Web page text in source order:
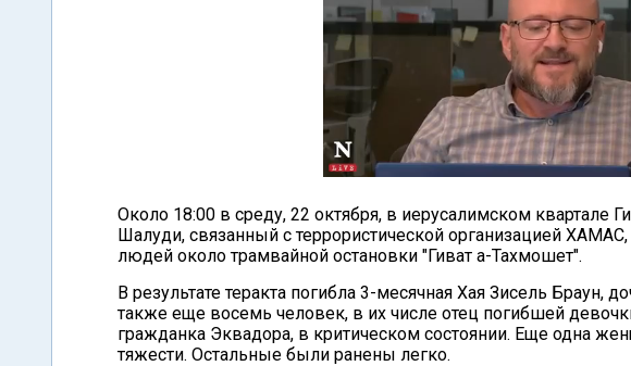
Около 18:00 в среду, 22 октября, в иерусалимском квартале
Шалуди, связанный с террористической организацией
людей около трамвайной остановки "Гиват а-Тахмошет".
В результате теракта погибла 3-месячная Хая Зисель Браун,
также еще восемь человек, в их числе отец погибшей
гражданка Эквадора, в критическом состоянии. Еще одна
тяжести. Остальные были ранены легко.